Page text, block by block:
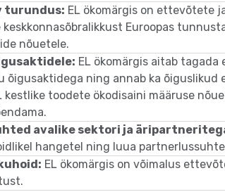
turundus: EL ökomärgis on ettevõtete
Euroopas
nõuetele.
EL ökomärgis aitab
õigusaktidega ning annab ka õiguslikud
kestlike toodete ökodisaini määruse
avalike sektori ja
hangetel ning luua
EL ökomärgis on võimalus